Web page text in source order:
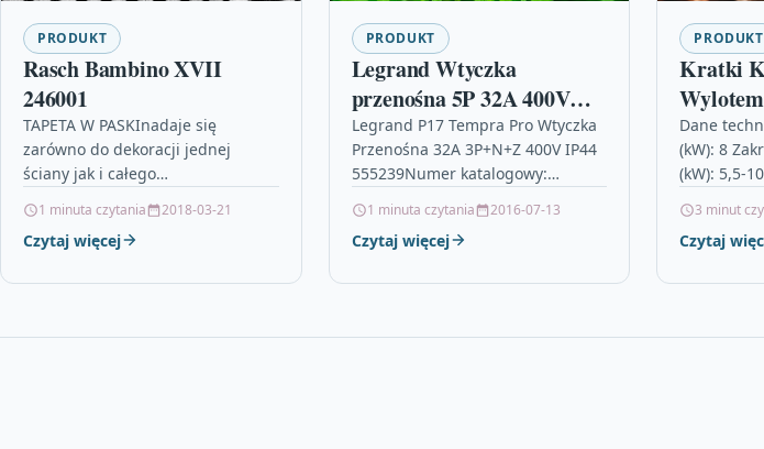
PRODUKT
Rasch Bambino XVII
246001
TAPETA W PASKInadaje się
zarówno do dekoracji jednej
ściany jak i całego
sypialni, jadalni i salonu,kolor:
szary/ biały,wysoka jakość
1 minuta czytania 2018-03-21
Czytaj więcej
PRODUKT
Legrand Wtyczka
przenośna 5P 32A 400V
czerwona IP44 P17
TEMPRA PRO 555239
Legrand P17 Tempra Pro Wtyczka
Przenośna 32A 3P+N+Z 400V IP44
555239Numer katalogowy:
produktów: Gniazda i wtyczki
przemysłowe P17, zestawy
1 minuta czytania 2016-07-13
Czytaj więcej
PRODUKT
Kratki
Dane
(kW): 8
(kW): 5,5-
78 Emisja
3 minut
Czytaj